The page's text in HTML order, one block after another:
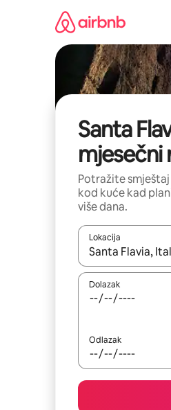
Santa
mjesečni
Potražite
kod kuće kad
više dana.
Lokacija
Kada budu
Dolazak
Odlazak